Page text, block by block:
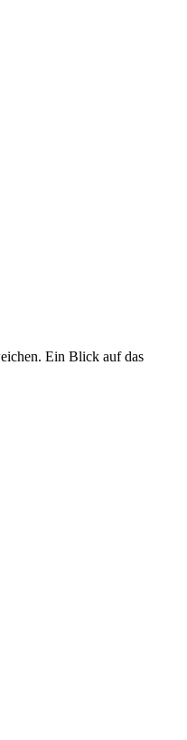
Ein Blick auf das